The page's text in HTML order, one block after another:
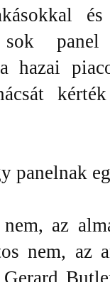
sok
a hazai
panelnak
az
nem, az